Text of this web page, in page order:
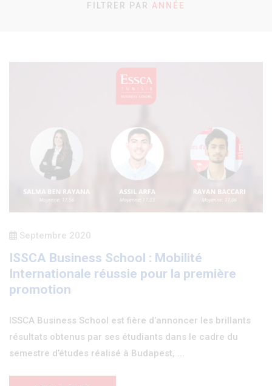
FILTRER PAR ANNÉE
2018
Septembre 2020
ISSCA Business School : Mobilité
Internationale réussie pour la première
promotion
ISSCA Business School est fière d’annoncer les brillants
résultats obtenus par ses étudiants dans le cadre du
semestre d’études réalisé à Budapest, ...